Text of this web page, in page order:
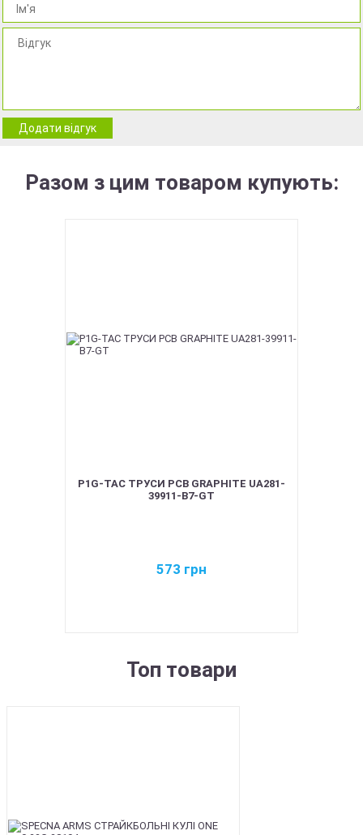
Додати відгук
Разом з цим товаром купують:
P1G-TAC ТРУСИ PCB GRAPHITE UA281-
39911-B7-GT
573 грн
Топ товари